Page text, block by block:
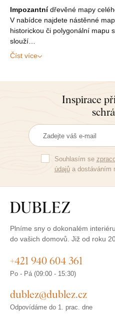
Impozantnídřevěné mapy
V nabídce najdete nástěnné
historickou či polygonální mapu
slouží…
Číst více
Inspirace
Souhlasím se
údajůa dostáváním
Plníme sny o dokonalém
do vašich domovů. Již od roku
+421 940 604 361
Po - Pá (09:00 - 15:30)
dublez@dublez.cz
Odpovídáme do 1. prac. dne